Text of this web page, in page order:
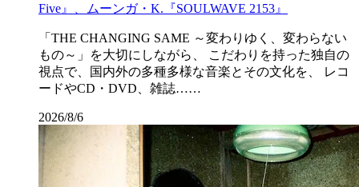
Five』、ムーンガ・K.『SOULWAVE 2153』
「THE CHANGING SAME ～変わりゆく、変わらない
もの～」を大切にしながら、 こだわりを持った独自の
視点で、国内外の多種多様な音楽とその文化を、 レコ
ードやCD・DVD、雑誌……
2026/8/6